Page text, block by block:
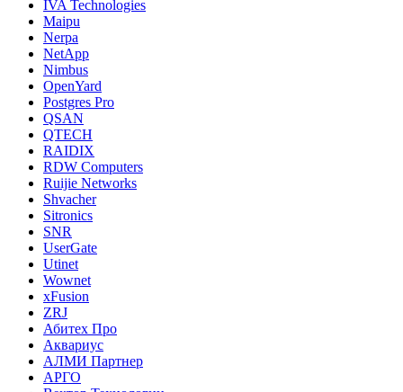
IVA Technologies
Maipu
Nerpa
NetApp
Nimbus
OpenYard
Postgres Pro
QSAN
QTECH
RAIDIX
RDW Computers
Ruijie Networks
Shvacher
Sitronics
SNR
UserGate
Utinet
Wownet
xFusion
ZRJ
Абитех Про
Аквариус
АЛМИ Партнер
АРГО